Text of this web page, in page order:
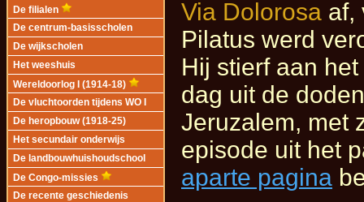
De filialen
De centrum-basisscholen
De wijkscholen
Het weeshuis
Wereldoorlog I (1914-18)
De vluchtoorden tijdens WO I
De heropbouw (1918-25)
Het secundair onderwijs
De landbouwhuishoudschool
De Congo-missies
De recente geschiedenis
Via Dolorosa af,
Pilatus werd
Hij stierf aan
dag uit de
Jeruzalem, met
episode uit het
aparte pagina